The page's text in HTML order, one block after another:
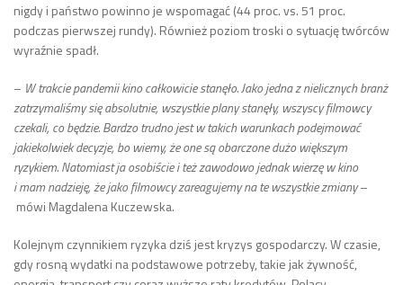
nigdy i państwo powinno je wspomagać (44 proc. vs. 51 proc.
podczas pierwszej rundy). Również poziom troski o sytuację twórców
wyraźnie spadł.
– W trakcie pandemii kino całkowicie stanęło. Jako jedna z nielicznych branż
zatrzymaliśmy się absolutnie, wszystkie plany stanęły, wszyscy filmowcy
czekali, co będzie. Bardzo trudno jest w takich warunkach podejmować
jakiekolwiek decyzje, bo wiemy, że one są obarczone dużo większym
ryzykiem. Natomiast ja osobiście i też zawodowo jednak wierzę w kino
i mam nadzieję, że jako filmowcy zareagujemy na te wszystkie zmiany–
mówi Magdalena Kuczewska.
Kolejnym czynnikiem ryzyka dziś jest kryzys gospodarczy. W czasie,
gdy rosną wydatki na podstawowe potrzeby, takie jak żywność,